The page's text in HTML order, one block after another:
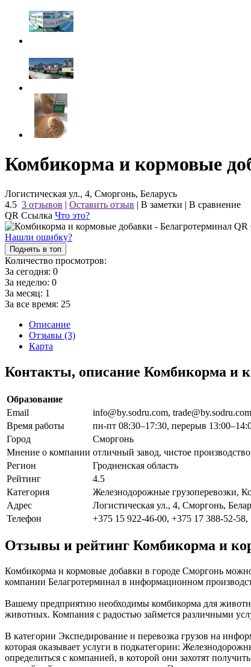
Комбикорма и кормовые
Логистическая ул., 4, Сморгонь, Беларусь
4.5 3 отзывов | Оставить отзыв | В заметки | В сравнение
QR Ссылка Что это?
Нашли ошибку?
Поднять в топ
Количество просмотров:
За сегодня: 0
За неделю: 0
За месяц: 1
За все время: 25
Описание
Отзывы (3)
Карта
Контакты, описание Комбикорма и
Образование
Email
info@by.sodru.com,
Время работы
пн-пт 08:30–17:30, перерыв
Город
Сморгонь
Мнение о компании отличный завод, чистое
Регион
Гродненская область
Рейтинг
4.5
Категория
Железнодорожные грузоперевозки,
Адрес
Логистическая ул., 4, Сморгонь,
Телефон
+375 15 922-46-00, +375 17 388-52-
Отзывы и рейтинг Комбикорма и
Комбикорма и кормовые добавки в городе Сморгонь
компании Белагротерминал в информационном
Вашему предприятию необходимы комбикорма для
животных. Компания с радостью займется различными
В категории Экспедирование и перевозка грузов на
которая оказывает услуги в подкатегории:
определиться с компанией, в которой они захотят